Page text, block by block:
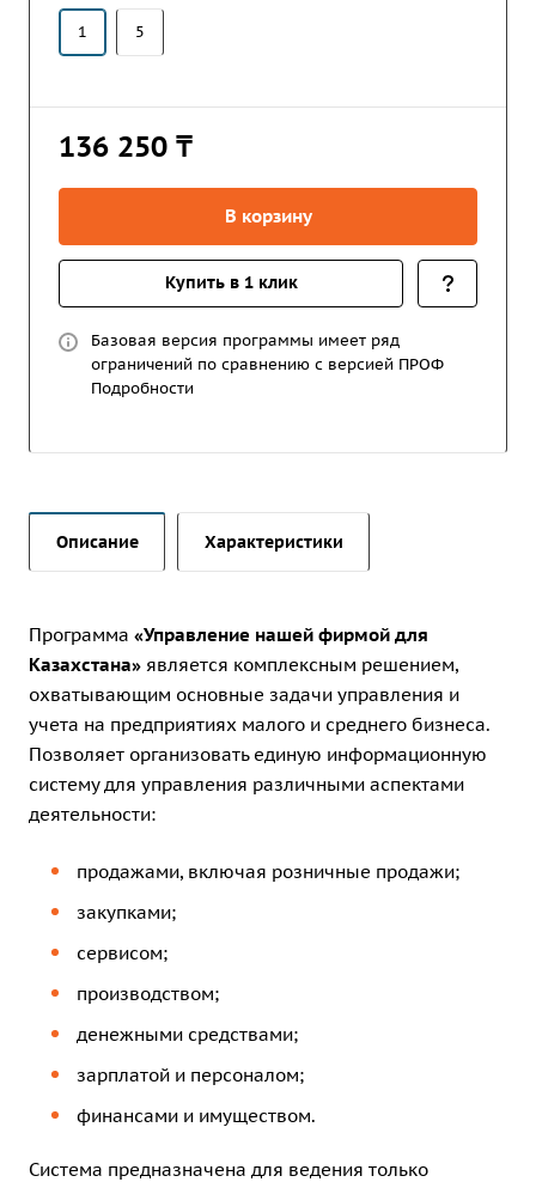
1 5
136 250 ₸
В корзину
Купить в 1 клик
Базовая версия программы имеет ряд
ограничений по сравнению с версией ПРОФ
Подробности
Описание Характеристики
Программа «Управление нашей фирмой для
Казахстана» является комплексным решением,
охватывающим основные задачи управления и
учета на предприятиях малого и среднего бизнеса.
Позволяет организовать единую информационную
систему для управления различными аспектами
деятельности:
продажами, включая розничные продажи;
закупками;
сервисом;
производством;
денежными средствами;
зарплатой и персоналом;
финансами и имуществом.
Система предназначена для ведения только